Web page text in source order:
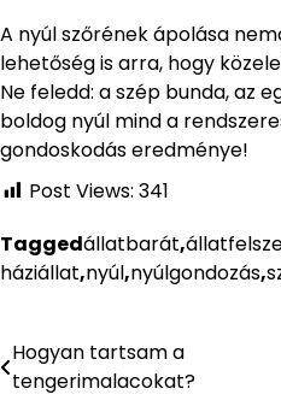
A nyúl szőrének ápolása
lehetőség is arra, hogy
Ne feledd: a szép bunda, az
boldog nyúl mind a
gondoskodás eredménye!
Post Views: 341
Taggedállatbarát,
háziállat,nyúl,nyúlgondozás,
Bejegyzés
navigáció
Hogyan tartsam a
tengerimalacokat?